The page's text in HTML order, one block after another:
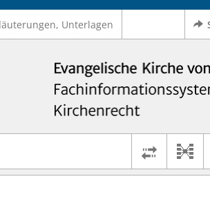
Unterlagen
findet auch: "Pfarrerinitiative" oder
Sie in unserer Hilfe.